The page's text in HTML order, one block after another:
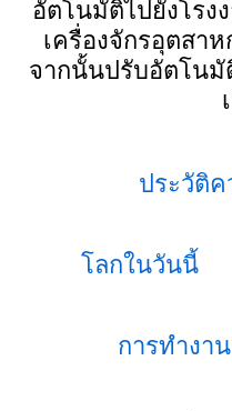
อัตโนมัติไปยังโรง
เครื่องจักรอุตสา
จากนั้นปรับอัตโนมั
ประวัติ
โลกในวันนี้
การทำงา